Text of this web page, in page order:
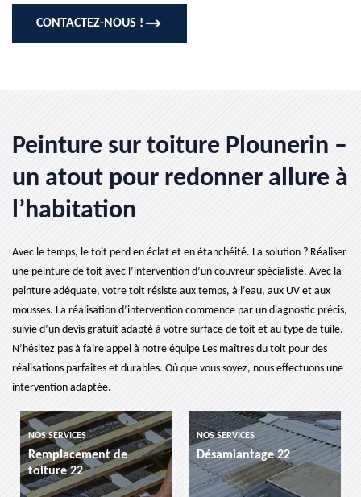
CONTACTEZ-NOUS !
Peinture sur toiture Plounerin –
un atout pour redonner allure à
l’habitation
Avec le temps, le toit perd en éclat et en étanchéité. La solution ? Réaliser
une peinture de toit avec l’intervention d’un couvreur spécialiste. Avec la
peinture adéquate, votre toit résiste aux temps, à l’eau, aux UV et aux
mousses. La réalisation d’intervention commence par un diagnostic précis,
suivie d’un devis gratuit adapté à votre surface de toit et au type de tuile.
N’hésitez pas à faire appel à notre équipe Les maîtres du toit pour des
réalisations parfaites et durables. Où que vous soyez, nous effectuons une
intervention adaptée.
NOS SERVICES
Remplacement de
toiture 22
NOS SERVICES
Désamiantage 22